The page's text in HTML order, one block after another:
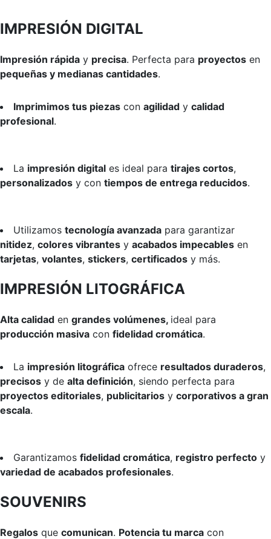
IMPRESIÓN DIGITAL
Impresión rápida y precisa. Perfecta para proyectos en
pequeñas y medianas cantidades.
Imprimimos tus piezas con agilidad y calidad
profesional.
La impresión digital es ideal para tirajes cortos,
personalizados y con tiempos de entrega reducidos.
Utilizamos tecnología avanzada para garantizar
nitidez, colores vibrantes y acabados impecables en
tarjetas, volantes, stickers, certificados y más.
IMPRESIÓN LITOGRÁFICA
Alta calidad en grandes volúmenes, ideal para
producción masiva con fidelidad cromática.
La impresión litográfica ofrece resultados duraderos,
precisos y de alta definición, siendo perfecta para
proyectos editoriales, publicitarios y corporativos a gran
escala.
Garantizamos fidelidad cromática, registro perfecto y
variedad de acabados profesionales.
SOUVENIRS
Regalos que comunican. Potencia tu marca con